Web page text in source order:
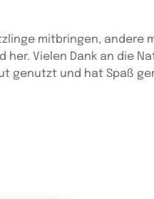
mitbringen, andere
her. Vielen Dank an die
genutzt und hat Spaß